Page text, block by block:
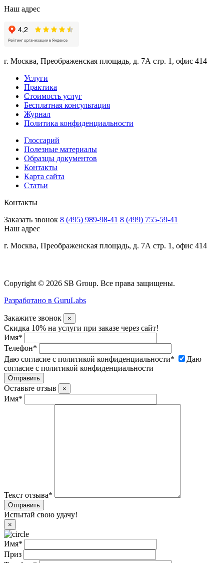
Наш адрес
г. Москва, Преображенская площадь, д. 7А стр. 1, офис 414
Услуги
Практика
Стоимость услуг
Бесплатная консультация
Журнал
Политика конфиденциальности
Глоссарий
Полезные материалы
Образцы документов
Контакты
Карта сайта
Статьи
Контакты
Заказать звонок 8 (495) 989-98-41 8 (499) 755-59-41
Наш адрес
г. Москва, Преображенская площадь, д. 7А стр. 1, офис 414
Copyright © 2026 SB Group. Все права защищены.
Разработано в GuruLabs
Закажите звонок ×
Скидка 10% на услуги при заказе через сайт!
Имя*
Телефон*
Даю согласие с политикой конфиденциальности*
Даю
согласие с политикой конфиденциальности
Оставьте отзыв ×
Имя*
Текст отзыва*
Испытай свою удачу!
×
Имя*
Приз